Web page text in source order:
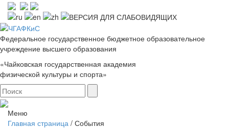
Федеральное государственное бюджетное образовательное
учреждение высшего образования
«Чайковская государственная академия
физической культуры и спорта»
Меню
Главная страница / События